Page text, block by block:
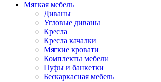
Мягкая мебель
Диваны
Угловые диваны
Кресла
Кресла качалки
Мягкие кровати
Комплекты мебели
Пуфы и банкетки
Бескаркасная мебель